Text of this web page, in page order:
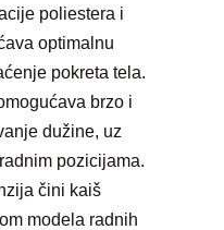
poliestera i
optimalnu
pokreta tela.
brzo i
dužine, uz
pozicijama.
čini kaiš
modela radnih